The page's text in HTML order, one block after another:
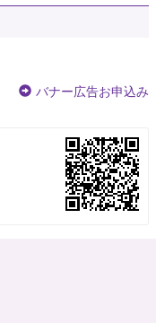
バナー広告お申込み